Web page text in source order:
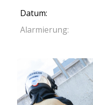
Datum:
Alarmierung: